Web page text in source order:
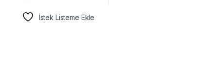
İstek Listeme Ekle